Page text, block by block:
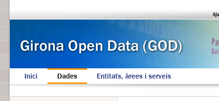
Inici Dades Entitats, àrees i serveis